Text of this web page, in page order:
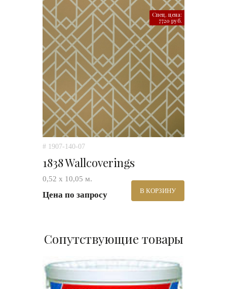
Спец. цена:
7720 руб.
# 1907-140-07
1838 Wallcoverings
0,52 х 10,05 м.
Цена по запросу В КОРЗИНУ
Сопутствующие товары